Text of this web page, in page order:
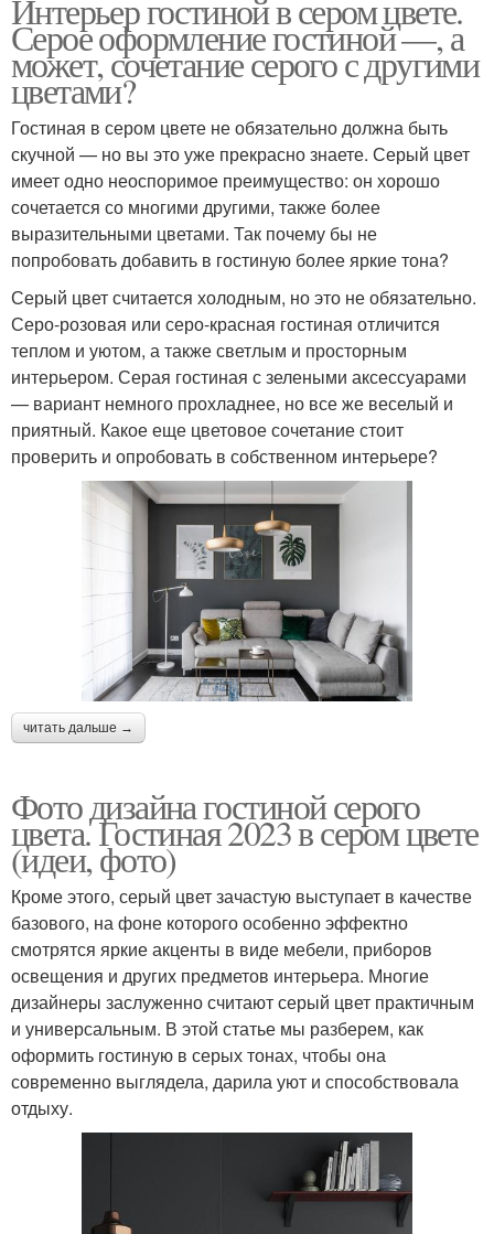
Интерьер гостиной в сером цвете.
Серое оформление гостиной —, а
может, сочетание серого с другими
цветами?
Гостиная в сером цвете не обязательно должна быть
скучной — но вы это уже прекрасно знаете. Серый цвет
имеет одно неоспоримое преимущество: он хорошо
сочетается со многими другими, также более
выразительными цветами. Так почему бы не
попробовать добавить в гостиную более яркие тона?
Серый цвет считается холодным, но это не обязательно.
Серо-розовая или серо-красная гостиная отличится
теплом и уютом, а также светлым и просторным
интерьером. Серая гостиная с зелеными аксессуарами
— вариант немного прохладнее, но все же веселый и
приятный. Какое еще цветовое сочетание стоит
проверить и опробовать в собственном интерьере?
читать дальше →
Фото дизайна гостиной серого
цвета. Гостиная 2023 в сером цвете
(идеи, фото)
Кроме этого, серый цвет зачастую выступает в качестве
базового, на фоне которого особенно эффектно
смотрятся яркие акценты в виде мебели, приборов
освещения и других предметов интерьера. Многие
дизайнеры заслуженно считают серый цвет практичным
и универсальным. В этой статье мы разберем, как
оформить гостиную в серых тонах, чтобы она
современно выглядела, дарила уют и способствовала
отдыху.